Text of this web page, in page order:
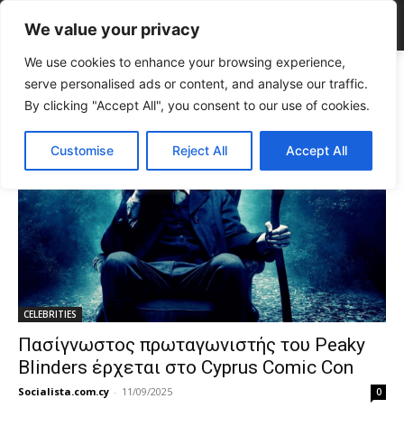
We value your privacy
We use cookies to enhance your browsing experience,
serve personalised ads or content, and analyse our traffic.
By clicking "Accept All", you consent to our use of cookies.
Customise Reject All Accept All
Tags Fans Peaky Blinders
Tag:fans Peaky Blinders
CELEBRITIES
Πασίγνωστος πρωταγωνιστής του Peaky
Blinders έρχεται στο Cyprus Comic Con
Socialista.com.cy - 11/09/2025 0